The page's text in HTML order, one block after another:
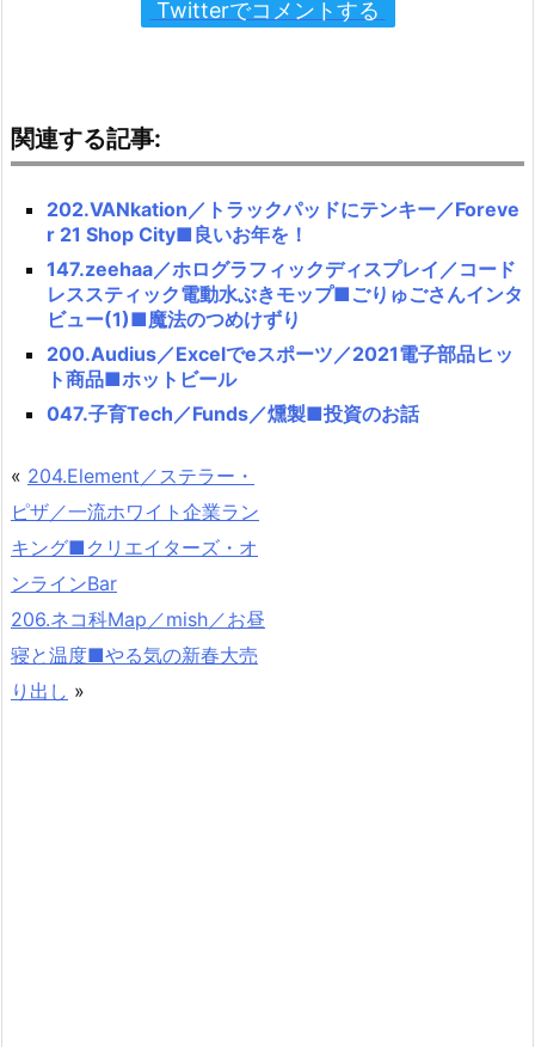
Twitterでコメントする
関連する記事:
202.VANkation／トラックパッドにテンキー／Foreve
r 21 Shop City■良いお年を！
147.zeehaa／ホログラフィックディスプレイ／コード
レススティック電動水ぶきモップ■ごりゅごさんインタ
ビュー(1)■魔法のつめけずり
200.Audius／Excelでeスポーツ／2021電子部品ヒッ
ト商品■ホットビール
047.子育Tech／Funds／燻製■投資のお話
« 204.Element／ステラー・
ピザ／一流ホワイト企業ラン
キング■クリエイターズ・オ
ンラインBar
206.ネコ科Map／mish／お昼
寝と温度■やる気の新春大売
り出し »